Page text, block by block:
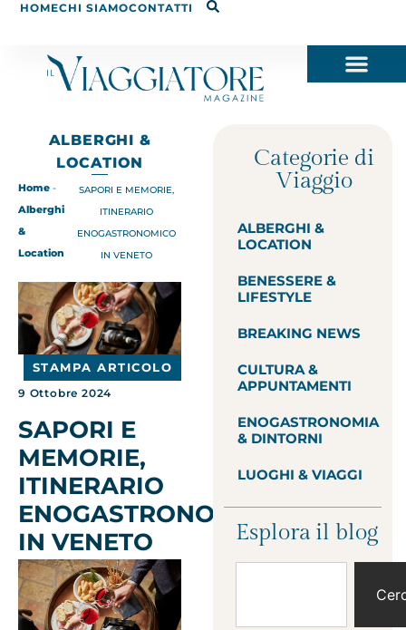
HOMECHI SIAMOCONTATTI
ALBERGHI &
LOCATION
Home -
Alberghi
&
Location
SAPORI E MEMORIE,
ITINERARIO
ENOGASTRONOMICO
IN VENETO
STAMPA ARTICOLO
9 Ottobre 2024
SAPORI E
MEMORIE,
ITINERARIO
ENOGASTRONOMICO
IN VENETO
Categorie di
Viaggio
ALBERGHI &
LOCATION
BENESSERE &
LIFESTYLE
BREAKING NEWS
CULTURA &
APPUNTAMENTI
ENOGASTRONOMIA
& DINTORNI
LUOGHI & VIAGGI
Esplora il blog